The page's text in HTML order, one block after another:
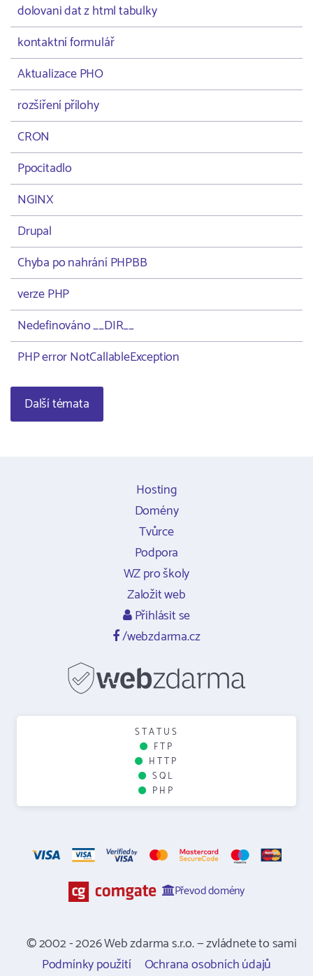
dolovani dat z html tabulky
kontaktní formulář
Aktualizace PHO
rozšíření přílohy
CRON
Ppocitadlo
NGINX
Drupal
Chyba po nahrání PHPBB
verze PHP
Nedefinováno __DIR__
PHP error NotCallableException
Další témata
Hosting
Domény
Tvůrce
Podpora
WZ pro školy
Založit web
Přihlásit se
/webzdarma.cz
STATUS
FTP
HTTP
SQL
PHP
Převod domény
© 2002 - 2026 Web zdarma s.r.o. — zvládnete to sami
Podmínky použití
Ochrana osobních údajů